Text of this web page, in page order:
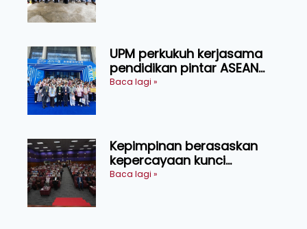
UPM perkukuh kerjasama
pendidikan pintar ASEAN
menerusi lawatan rasmi ke
Baca lagi »
Kepimpinan berasaskan
kepercayaan kunci
kecemerlangan institusi -
Baca lagi »